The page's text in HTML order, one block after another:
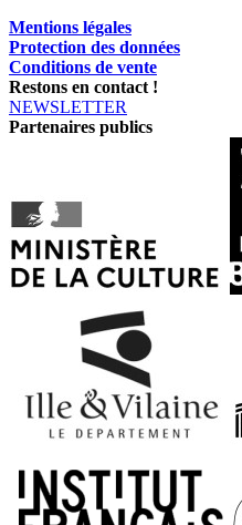
Mentions légales
Protection des données
Conditions de vente
Restons en contact !
NEWSLETTER
Partenaires publics